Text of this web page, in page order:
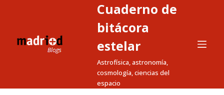
a
Cuaderno de
bitácora
estelar
Astrofísica, astronomía,
cosmología, ciencias del
espacio